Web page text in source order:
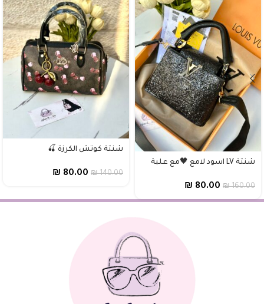
شنتة LV اسود لامع 🖤مع علبة
₪160.00
₪ 80.00
شنتة كوتش الكرزة 🍒
₪140.00
₪ 80.00